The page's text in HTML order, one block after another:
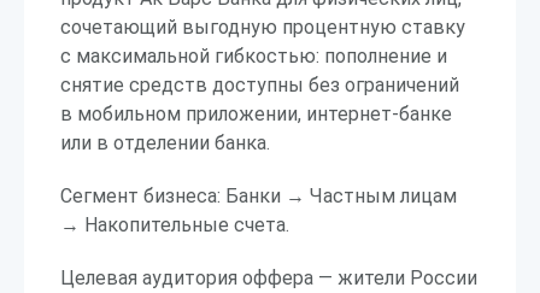
сочетающий выгодную процентную ставку
с максимальной гибкостью: пополнение и
снятие средств доступны без ограничений
в мобильном приложении, интернет-банке
или в отделении банка.
Сегмент бизнеса: Банки → Частным лицам
→ Накопительные счета.
Целевая аудитория оффера — жители России